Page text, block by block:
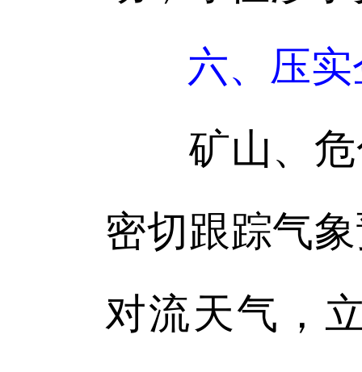
六、压
矿山、危
密切跟踪气
对流天气，